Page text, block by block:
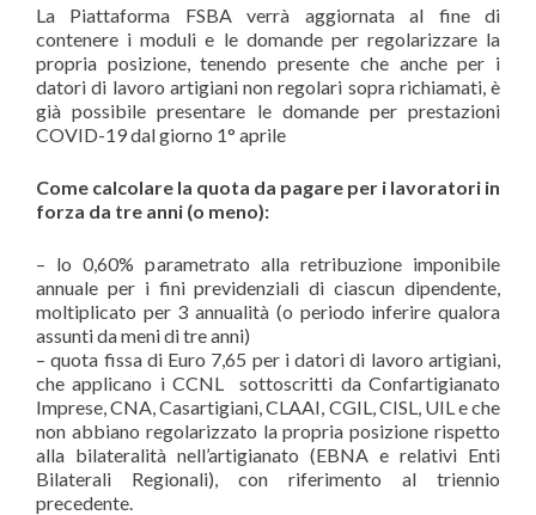
La Piattaforma FSBA verrà aggiornata al fine di
contenere i moduli e le domande per regolarizzare la
propria posizione, tenendo presente che anche per i
datori di lavoro artigiani non regolari sopra richiamati, è
già possibile presentare le domande per prestazioni
COVID-19 dal giorno 1° aprile
Come calcolare la quota da pagare per i lavoratori in
forza da tre anni (o meno):
– lo 0,60% parametrato alla retribuzione imponibile
annuale per i fini previdenziali di ciascun dipendente,
moltiplicato per 3 annualità (o periodo inferire qualora
assunti da meni di tre anni)
– quota fissa di Euro 7,65 per i datori di lavoro artigiani,
che applicano i CCNL sottoscritti da Confartigianato
Imprese, CNA, Casartigiani, CLAAI, CGIL, CISL, UIL e che
non abbiano regolarizzato la propria posizione rispetto
alla bilateralità nell’artigianato (EBNA e relativi Enti
Bilaterali Regionali), con riferimento al triennio
precedente.